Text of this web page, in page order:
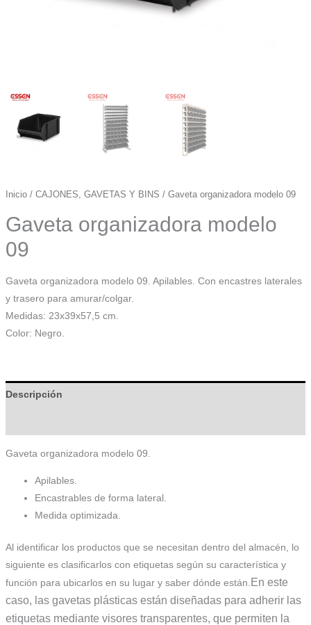
Inicio/ CAJONES, GAVETAS Y BINS / Gaveta organizadora modelo 09
Gaveta organizadora modelo
09
Gaveta organizadora modelo 09. Apilables. Con encastres laterales
y trasero para amurar/colgar.
Medidas: 23x39x57,5 cm.
Color: Negro.
Descripción
Gaveta organizadora modelo 09.
Apilables.
Encastrables de forma lateral.
Medida optimizada.
Al identificar los productos que se necesitan dentro del almacén, lo
siguiente es clasificarlos con etiquetas según su característica y
función para ubicarlos en su lugar y saber dónde están. En este
caso, las gavetas plásticas están diseñadas para adherir las
etiquetas mediante visores transparentes, que permiten la